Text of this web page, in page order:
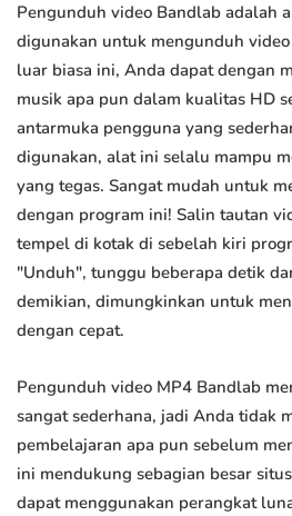
Pengunduh video Bandlab adalah
digunakan untuk mengunduh
luar biasa ini, Anda dapat dengan
musik apa pun dalam kualitas HD
antarmuka pengguna yang
digunakan, alat ini selalu mampu
yang tegas. Sangat mudah untuk
dengan program ini! Salin tautan
tempel di kotak di sebelah kiri
"Unduh", tunggu beberapa detik
demikian, dimungkinkan untuk
dengan cepat.
Pengunduh video MP4 Bandlab
sangat sederhana, jadi Anda tidak
pembelajaran apa pun sebelum
ini mendukung sebagian besar
dapat menggunakan perangkat